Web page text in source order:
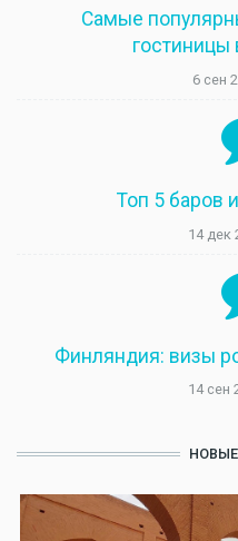
Самые
гостиницы
6 сен
Топ 5 баров
14 дек
Финляндия: визы
14 сен